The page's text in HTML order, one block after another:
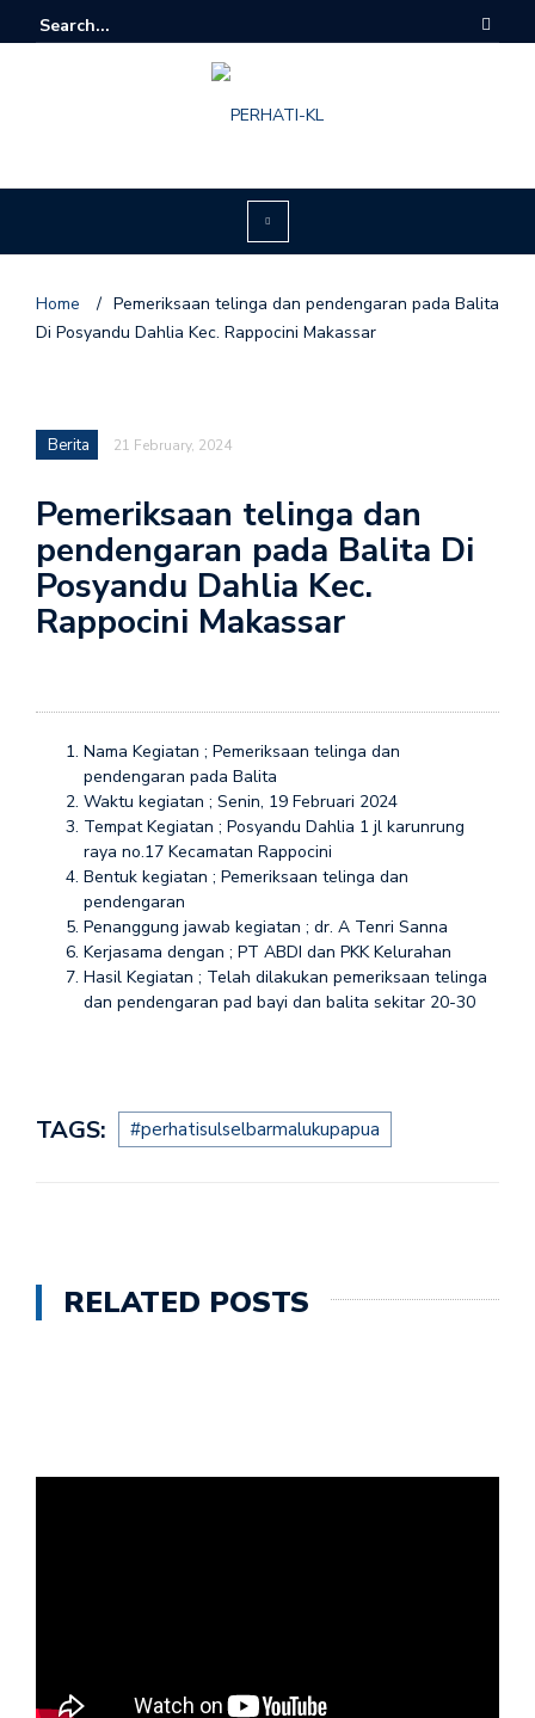
Home / Pemeriksaan telinga dan pendengaran pada Balita
Di Posyandu Dahlia Kec. Rappocini Makassar
Berita 21 February, 2024
Pemeriksaan telinga dan
pendengaran pada Balita Di
Posyandu Dahlia Kec.
Rappocini Makassar
Nama Kegiatan ; Pemeriksaan telinga dan
pendengaran pada Balita
Waktu kegiatan ; Senin, 19 Februari 2024
Tempat Kegiatan ; Posyandu Dahlia 1 jl karunrung
raya no.17 Kecamatan Rappocini
Bentuk kegiatan ; Pemeriksaan telinga dan
pendengaran
Penanggung jawab kegiatan ; dr. A Tenri Sanna
Kerjasama dengan ; PT ABDI dan PKK Kelurahan
Hasil Kegiatan ; Telah dilakukan pemeriksaan telinga
dan pendengaran pad bayi dan balita sekitar 20-30
TAGS: #perhatisulselbarmalukupapua
RELATED POSTS